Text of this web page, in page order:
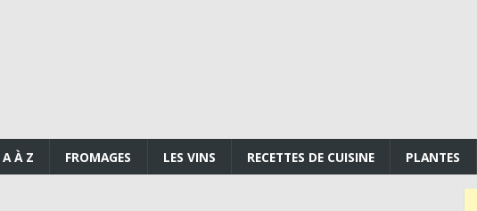
A À Z FROMAGES LES VINS RECETTES DE CUISINE PLANTES